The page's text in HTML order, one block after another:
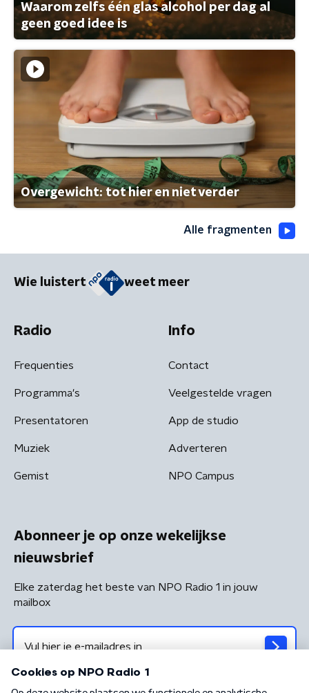
Waarom zelfs één glas alcohol per dag al
geen goed idee is
Overgewicht: tot hier en niet verder
Alle fragmenten
Wie luistert weet meer
Radio
Frequenties
Programma's
Presentatoren
Muziek
Gemist
Info
Contact
Veelgestelde vragen
App de studio
Adverteren
NPO Campus
Abonneer je op onze wekelijkse
nieuwsbrief
Elke zaterdag het beste van NPO Radio 1 in jouw
mailbox